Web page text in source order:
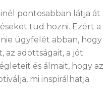
pontosabban látja át
tud hozni. Ezért a
ügyfelét abban, hogy
az adottságait, a jót
és álmait, hogy az
mi inspirálhatja.